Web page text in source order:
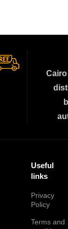
Useful
links
Privacy
Policy
Terms and